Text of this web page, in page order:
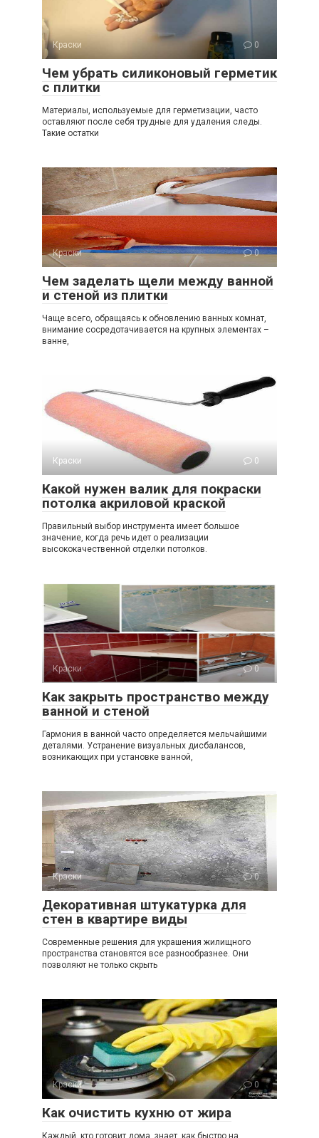
Краски 0
Чем убрать силиконовый герметик
с плитки
Материалы, используемые для герметизации, часто
оставляют после себя трудные для удаления следы.
Такие остатки
Краски 0
Чем заделать щели между ванной
и стеной из плитки
Чаще всего, обращаясь к обновлению ванных комнат,
внимание сосредотачивается на крупных элементах –
ванне,
Краски 0
Какой нужен валик для покраски
потолка акриловой краской
Правильный выбор инструмента имеет большое
значение, когда речь идет о реализации
высококачественной отделки потолков.
Краски 0
Как закрыть пространство между
ванной и стеной
Гармония в ванной часто определяется мельчайшими
деталями. Устранение визуальных дисбалансов,
возникающих при установке ванной,
Краски 0
Декоративная штукатурка для
стен в квартире виды
Современные решения для украшения жилищного
пространства становятся все разнообразнее. Они
позволяют не только скрыть
Краски 0
Как очистить кухню от жира
Каждый, кто готовит дома, знает, как быстро на